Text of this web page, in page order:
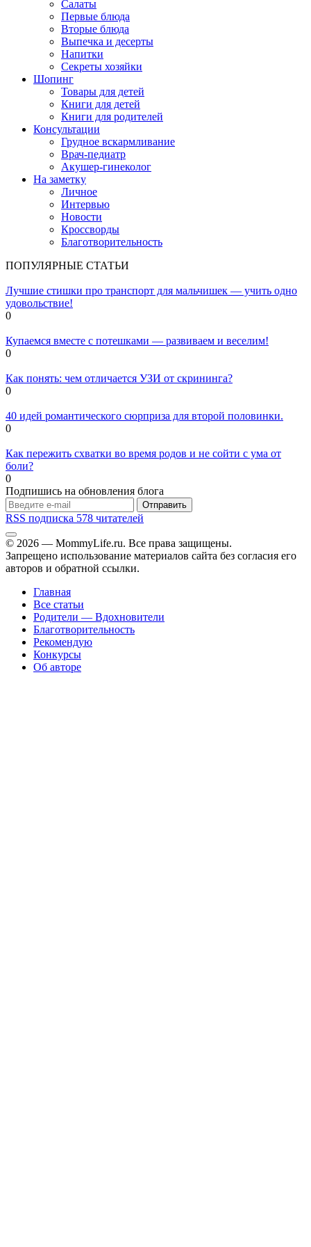
Салаты
Первые блюда
Вторые блюда
Выпечка и десерты
Напитки
Секреты хозяйки
Шопинг
Товары для детей
Книги для детей
Книги для родителей
Консультации
Грудное вскармливание
Врач-педиатр
Акушер-гинеколог
На заметку
Личное
Интервью
Новости
Кроссворды
Благотворительность
ПОПУЛЯРНЫЕ СТАТЬИ
Лучшие стишки про транспорт для мальчишек — учить одно
удовольствие!
0
Купаемся вместе с потешками — развиваем и веселим!
0
Как понять: чем отличается УЗИ от скрининга?
0
40 идей романтического сюрприза для второй половинки.
0
Как пережить схватки во время родов и не сойти с ума от
боли?
0
Подпишись на обновления блога
Отправить
RSS подписка 578 читателей
© 2026 — MommyLife.ru. Все права защищены.
Запрещено использование материалов сайта без согласия его
авторов и обратной ссылки.
Главная
Все статьи
Родители — Вдохновители
Благотворительность
Рекомендую
Конкурсы
Об авторе